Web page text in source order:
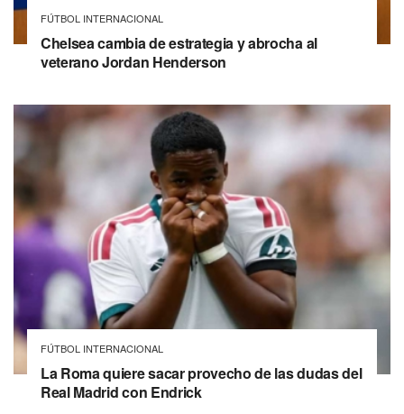
FÚTBOL INTERNACIONAL
Chelsea cambia de estrategia y abrocha al
veterano Jordan Henderson
FÚTBOL INTERNACIONAL
La Roma quiere sacar provecho de las dudas del
Real Madrid con Endrick